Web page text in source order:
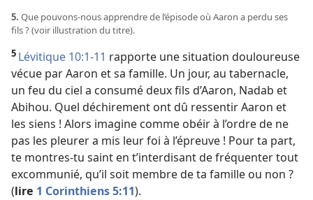
5. Que pouvons-​nous apprendre de l’épisode où Aaron a perdu ses
fils ? (voir illustration du titre).
5 Lévitique 10:1-11 rapporte une situation douloureuse
vécue par Aaron et sa famille. Un jour, au tabernacle,
un feu du ciel a consumé deux fils d’Aaron, Nadab et
Abihou. Quel déchirement ont dû ressentir Aaron et
les siens ! Alors imagine comme obéir à l’ordre de ne
pas les pleurer a mis leur foi à l’épreuve ! Pour ta part,
te montres-​tu saint en t’interdisant de fréquenter tout
excommunié, qu’il soit membre de ta famille ou non ?
(lire 1 Corinthiens 5:11).